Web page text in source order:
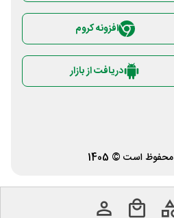
افزونه کروم
دریافت از بازار
محفوظ است © 1405